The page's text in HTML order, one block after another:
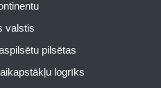
valstis
pilsētas
logrīks